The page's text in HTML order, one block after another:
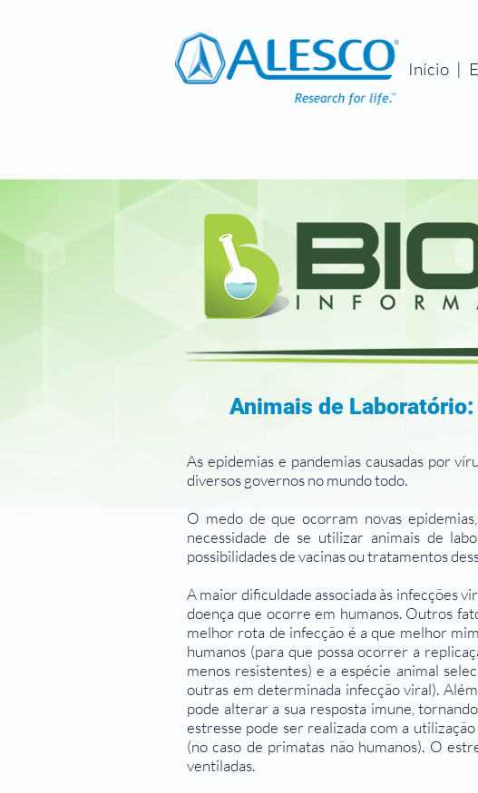
Início |
Animais de
As epidemias e pandemias causadas por
diversos governos no mundo todo.
O medo de que ocorram novas
necessidade de se utilizar animais de
possibilidades de vacinas ou tratamentos
A maior dificuldade associada às infecções
doença que ocorre em humanos. Outros
melhor rota de infecção é a que melhor
humanos (para que possa ocorrer a
menos resistentes) e a espécie animal
outras em determinada infecção viral).
pode alterar a sua resposta imune,
estresse pode ser realizada com a
(no caso de primatas não humanos). O
ventiladas.